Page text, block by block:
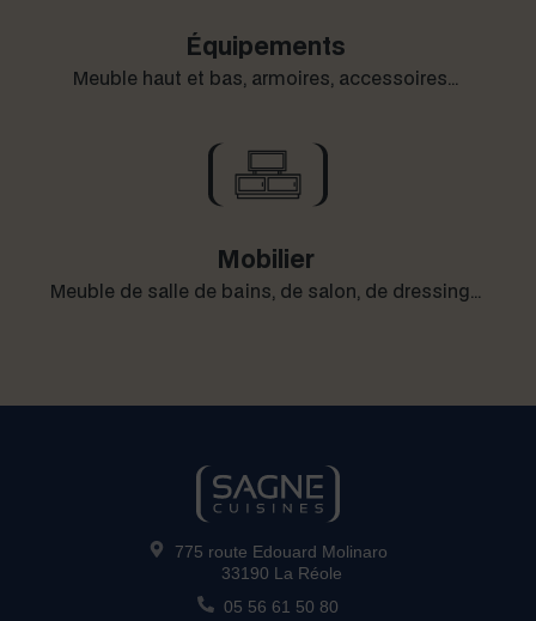
Équipements
Meu­ble haut et bas, armoires, accessoires…
Mobilier
Meu­ble de salle de bains, de salon, de dressing…
775 route Edouard Molinaro
33190 La Réole
05 56 61 50 80